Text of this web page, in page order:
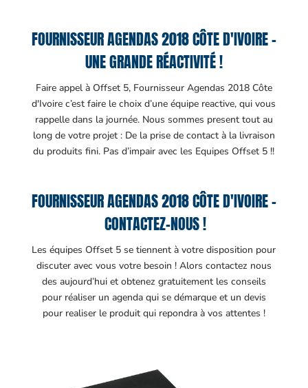
FOURNISSEUR AGENDAS 2018 CÔTE D'IVOIRE –
UNE GRANDE RÉACTIVITÉ !
Faire appel à Offset 5, Fournisseur Agendas 2018 Côte
d'Ivoire c’est faire le choix d’une équipe reactive, qui vous
rappelle dans la journée. Nous sommes present tout au
long de votre projet : De la prise de contact à la livraison
du produits fini. Pas d’impair avec les Equipes Offset 5 !!
FOURNISSEUR AGENDAS 2018 CÔTE D'IVOIRE –
CONTACTEZ-NOUS !
Les équipes Offset 5 se tiennent à votre disposition pour
discuter avec vous votre besoin ! Alors contactez nous
des aujourd’hui et obtenez gratuitement les conseils
pour réaliser un agenda qui se démarque et un devis
pour realiser le produit qui repondra à vos attentes !